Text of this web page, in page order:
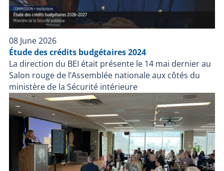
08 June 2026
Étude des crédits budgétaires 2024
La direction du BEI était présente le 14 mai dernier au
Salon rouge de l’Assemblée nationale aux côtés du
ministère de la Sécurité intérieure